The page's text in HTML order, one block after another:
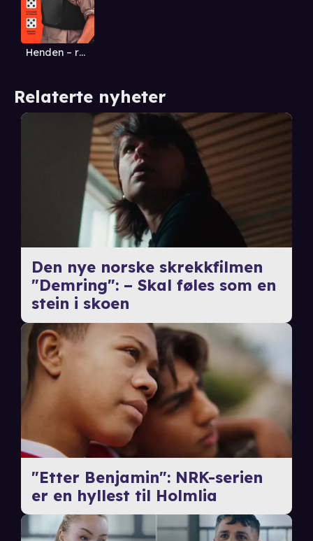
Henden – rekviem for en fotograf
Relaterte nyheter
Den nye norske skrekkfilmen
"Demring": – Skal føles som en
stein i skoen
"Etter Benjamin": NRK-serien
er en hyllest til Holmlia